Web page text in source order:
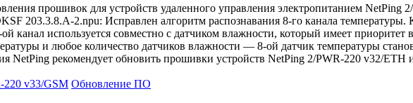
прошивок для устройств удаленного управления электропитанием
203.3.8.A-2.npu: Исправлен алгоритм распознавания 8-го канала
канал используется совместно с датчиком влажности, который имеет
и любое количество датчиков влажности ― 8-ой датчик температуры
NetPing рекомендует обновить прошивки устройств NetPing 2/PWR-220 v32/
220 v33/GSM Обновление ПО